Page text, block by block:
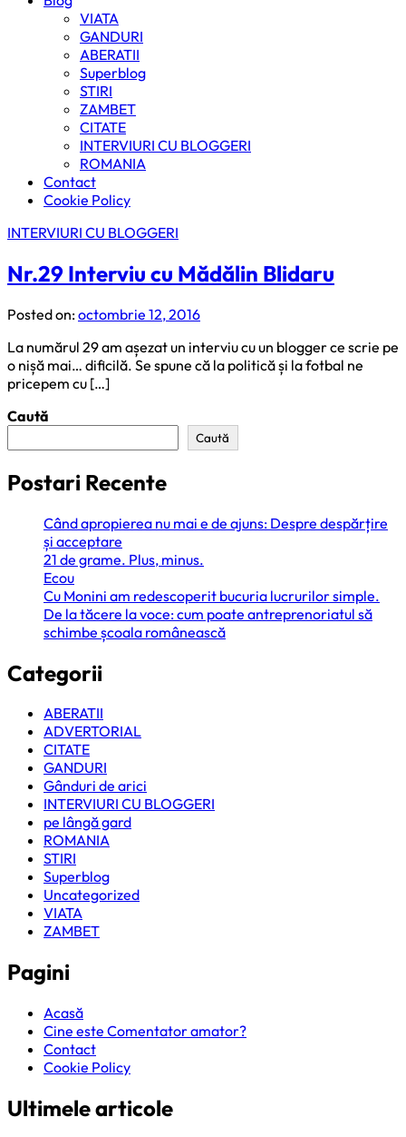
VIATA
GANDURI
ABERATII
Superblog
STIRI
ZAMBET
CITATE
INTERVIURI CU BLOGGERI
ROMANIA
Contact
Cookie Policy
INTERVIURI CU BLOGGERI
Nr.29 Interviu cu Mădălin Blidaru
Posted on:octombrie 12, 2016
La numărul 29 am așezat un interviu cu un blogger ce scrie pe
o nișă mai… dificilă. Se spune că la politică și la fotbal ne
pricepem cu […]
Caută
Caută
Postari Recente
Când apropierea nu mai e de ajuns: Despre despărțire
și acceptare
21 de grame. Plus, minus.
Ecou
Cu Monini am redescoperit bucuria lucrurilor simple.
De la tăcere la voce: cum poate antreprenoriatul să
schimbe școala românească
Categorii
ABERATII
ADVERTORIAL
CITATE
GANDURI
Gânduri de arici
INTERVIURI CU BLOGGERI
pe lângă gard
ROMANIA
STIRI
Superblog
Uncategorized
VIATA
ZAMBET
Pagini
Acasă
Cine este Comentator amator?
Contact
Cookie Policy
Ultimele articole